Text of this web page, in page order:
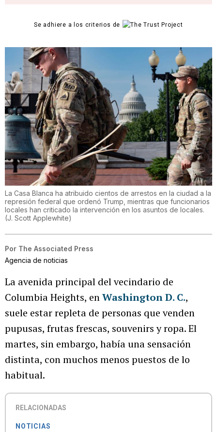
Se adhiere a los criterios de
La Casa Blanca ha atribuido cientos de arrestos en la ciudad a la
represión federal que ordenó Trump, mientras que funcionarios
locales han criticado la intervención en los asuntos de locales.
(J. Scott Applewhite)
Por The Associated Press
Agencia de noticias
La avenida principal del vecindario de
Columbia Heights, enWashington D. C.,
suele estar repleta de personas que venden
pupusas, frutas frescas, souvenirs y ropa. El
martes, sin embargo, había una sensación
distinta, con muchos menos puestos de lo
habitual.
RELACIONADAS
NOTICIAS